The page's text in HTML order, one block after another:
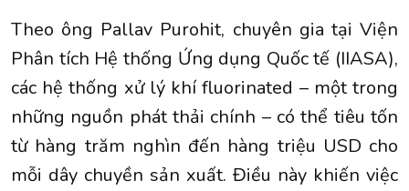
Theo ông Pallav Purohit, chuyên gia tại Viện
Phân tích Hệ thống Ứng dụng Quốc tế (IIASA),
các hệ thống xử lý khí fluorinated – một trong
những nguồn phát thải chính – có thể tiêu tốn
từ hàng trăm nghìn đến hàng triệu USD cho
mỗi dây chuyền sản xuất. Điều này khiến việc